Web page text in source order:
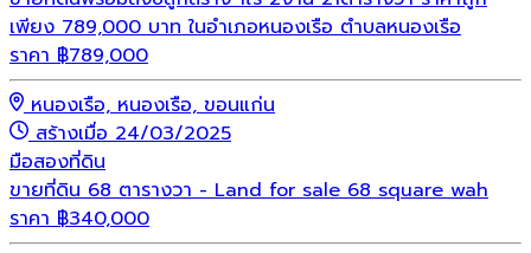
เพียง 789,000 บาท ในอำเภอหนองเรือ ตำบลหนองเรือ
ราคา ฿789,000
หนองเรือ, หนองเรือ, ขอนแก่น
สร้างเมื่อ 24/03/2025
มือสองที่ดิน
ขายที่ดิน 68 ตารางวา - Land for sale 68 square wah
ราคา ฿340,000